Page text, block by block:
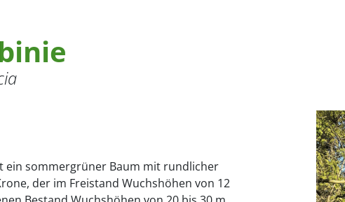
ein sommergrüner Baum mit rundlicher
der im Freistand Wuchshöhen von 12